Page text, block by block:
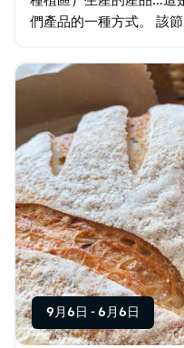
們產品的一種方式。 該
9月6日 - 6月6日